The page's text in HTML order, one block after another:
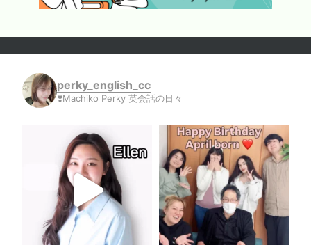
perky_english_cc
❣️Machiko Perky 英会話の日々